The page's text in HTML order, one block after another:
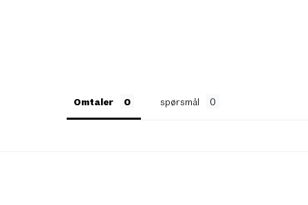
Omtaler spørsmål